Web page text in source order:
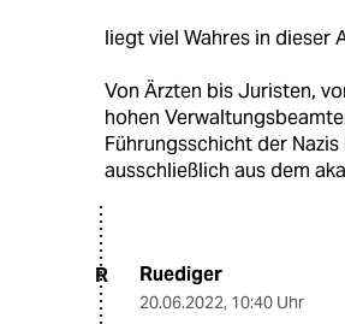
liegt viel Wahres in dieser
Von Ärzten bis Juristen,
hohen
Führungsschicht der Nazis
ausschließlich aus dem
R Ruediger
20.06.2022, 10:40 Uhr